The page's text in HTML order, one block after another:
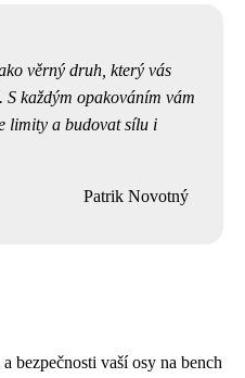
věrný druh, který vás
S každým opakováním vám
limity a budovat sílu i
Patrik Novotný
bezpečnosti vaší osy na bench